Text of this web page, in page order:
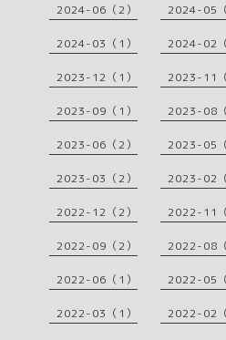
2024-06（2） 2024-05（
2024-03（1） 2024-02（
2023-12（1） 2023-11（
2023-09（1） 2023-08（
2023-06（2） 2023-05（
2023-03（2） 2023-02（
2022-12（2） 2022-11（
2022-09（2） 2022-08（
2022-06（1） 2022-05（
2022-03（1） 2022-02（